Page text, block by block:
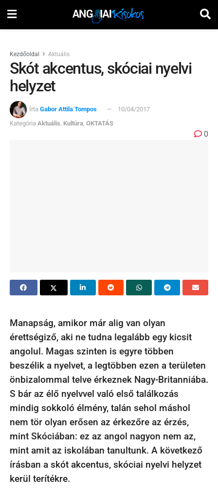
Kezdőoldal Aktuális
Skót akcentus, skóciai nyelvi
helyzet
Írta Gabor Attila Tompos
10/04/2017
Kategória Aktuális Kultúra OKTATÁS
0
Manapság, amikor már alig van olyan
érettségiző, aki ne tudna legalább egy kicsit
angolul. Magas szinten is egyre többen
beszélik a nyelvet, a legtöbben ezen a területen
önbizalommal telve érkeznek Nagy-Britanniába.
S bár az élő nyelvvel való első találkozás
mindig sokkoló élmény, talán sehol máshol
nem tör olyan erősen az érkezőre az érzés,
mint Skóciában: ez az angol nagyon nem az,
mint amit az iskolában tanultunk. A következő
írásban a skót akcentus, skóciai nyelvi helyzet
kerül terítékre.